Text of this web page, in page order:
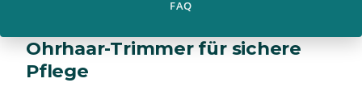
FAQ
Ohrhaar-Trimmer für sichere
Pflege